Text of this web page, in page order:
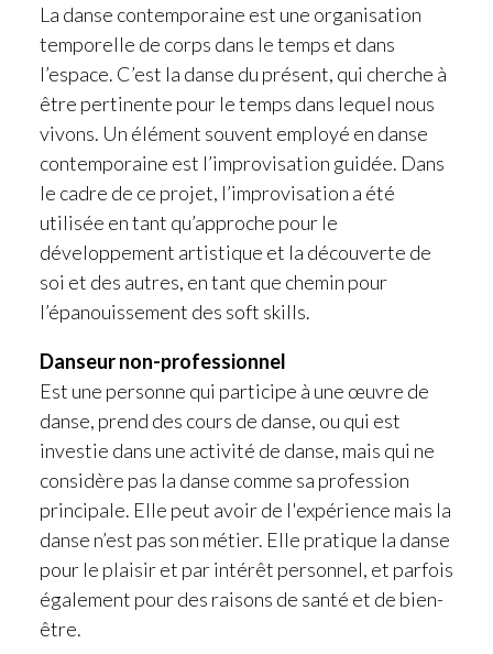
La danse contemporaine est une organisation
temporelle de corps dans le temps et dans
l’espace. C’est la danse du présent, qui cherche à
être pertinente pour le temps dans lequel nous
vivons. Un élément souvent employé en danse
contemporaine est l’improvisation guidée. Dans
le cadre de ce projet, l’improvisation a été
utilisée en tant qu’approche pour le
développement artistique et la découverte de
soi et des autres, en tant que chemin pour
l’épanouissement des soft skills.
Danseur non-professionnel
Est une personne qui participe à une œuvre de
danse, prend des cours de danse, ou qui est
investie dans une activité de danse, mais qui ne
considère pas la danse comme sa profession
principale. Elle peut avoir de l'expérience mais la
danse n’est pas son métier. Elle pratique la danse
pour le plaisir et par intérêt personnel, et parfois
également pour des raisons de santé et de bien-
être.